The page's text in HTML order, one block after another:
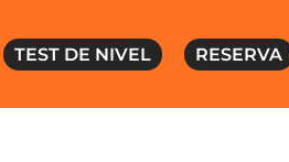
TEST DE NIVEL RESERVA